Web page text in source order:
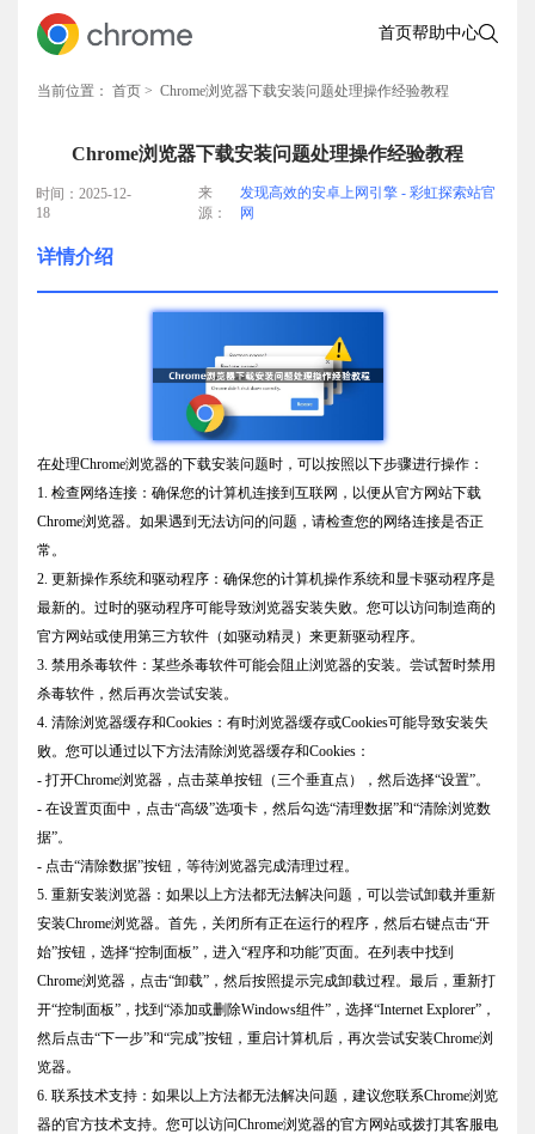
首页帮助中心
当前位置： 首页 > Chrome浏览器下载安装问题处理操作经验教程
Chrome浏览器下载安装问题处理操作经验教程
时间：2025-12-
18
来
源：
发现高效的安卓上网引擎 - 彩虹探索站官
网
详情介绍
在处理Chrome浏览器的下载安装问题时，可以按照以下步骤进行操作：
1. 检查网络连接：确保您的计算机连接到互联网，以便从官方网站下载
Chrome浏览器。如果遇到无法访问的问题，请检查您的网络连接是否正
常。
2. 更新操作系统和驱动程序：确保您的计算机操作系统和显卡驱动程序是
最新的。过时的驱动程序可能导致浏览器安装失败。您可以访问制造商的
官方网站或使用第三方软件（如驱动精灵）来更新驱动程序。
3. 禁用杀毒软件：某些杀毒软件可能会阻止浏览器的安装。尝试暂时禁用
杀毒软件，然后再次尝试安装。
4. 清除浏览器缓存和Cookies：有时浏览器缓存或Cookies可能导致安装失
败。您可以通过以下方法清除浏览器缓存和Cookies：
- 打开Chrome浏览器，点击菜单按钮（三个垂直点），然后选择“设置”。
- 在设置页面中，点击“高级”选项卡，然后勾选“清理数据”和“清除浏览数
据”。
- 点击“清除数据”按钮，等待浏览器完成清理过程。
5. 重新安装浏览器：如果以上方法都无法解决问题，可以尝试卸载并重新
安装Chrome浏览器。首先，关闭所有正在运行的程序，然后右键点击“开
始”按钮，选择“控制面板”，进入“程序和功能”页面。在列表中找到
Chrome浏览器，点击“卸载”，然后按照提示完成卸载过程。最后，重新打
开“控制面板”，找到“添加或删除Windows组件”，选择“Internet Explorer”，
然后点击“下一步”和“完成”按钮，重启计算机后，再次尝试安装Chrome浏
览器。
6. 联系技术支持：如果以上方法都无法解决问题，建议您联系Chrome浏览
器的官方技术支持。您可以访问Chrome浏览器的官方网站或拨打其客服电